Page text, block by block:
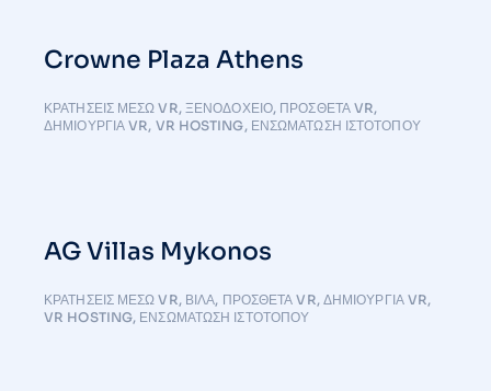
Crowne Plaza Athens
ΚΡΑΤΉΣΕΙΣ ΜΈΣΩ VR, ΞΕΝΟΔΟΧΕΙΟ, ΠΡΌΣΘΕΤΑ VR,
ΔΗΜΙΟΥΡΓΊΑ VR, VR HOSTING, ΕΝΣΩΜΆΤΩΣΗ ΙΣΤΌΤΟΠΟΥ
AG Villas Mykonos
ΚΡΑΤΉΣΕΙΣ ΜΈΣΩ VR, ΒΊΛΑ, ΠΡΌΣΘΕΤΑ VR, ΔΗΜΙΟΥΡΓΊΑ VR,
VR HOSTING, ΕΝΣΩΜΆΤΩΣΗ ΙΣΤΌΤΟΠΟΥ